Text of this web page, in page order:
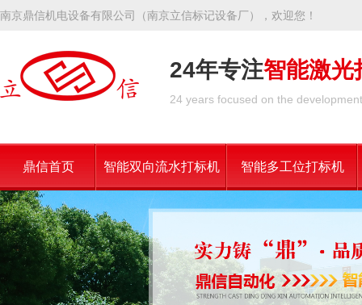
南京鼎信机电设备有限公司（南京立信标记设备厂），欢迎您！
24年专注智能激光
24 years focused on the
鼎信首页 智能双向流水打标机 智能多工位打标机